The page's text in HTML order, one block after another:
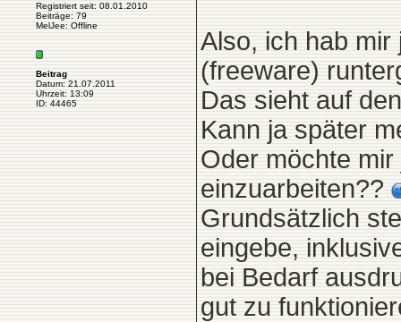
Registriert seit: 08.01.2010
Beiträge: 79
MelJee: Offline
Beitrag
Datum: 21.07.2011
Uhrzeit: 13:09
ID: 44465
Also, ich hab
(freeware)
Das sieht auf
Kann ja später
Oder möchte
einzuarbeiten??
Grundsätzlich
eingebe,
bei Bedarf
gut zu